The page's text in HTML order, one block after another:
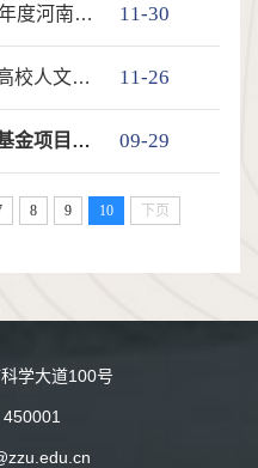
郑州大学32项成果获批2019年度河南省社会科学优秀成果奖 11-30
郑州大学在2020年度河南省高校人文社科重点研究基地考评中取得佳绩 11-26
郑州大学在2020年国家社科基金项目立项中取得佳绩 09-29
8 9 10 下页
学大道100号